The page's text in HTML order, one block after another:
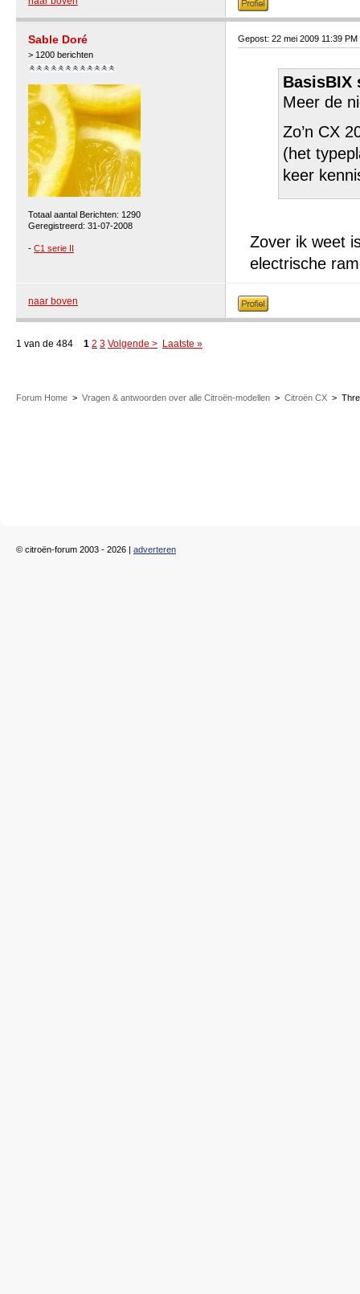
Sable Doré
> 1200 berichten
Totaal aantal Berichten: 1290
Geregistreerd: 31-07-2008
- C1 serie II
Gepost: 22 mei 2009 11:39 PM
BasisBIX
Meer de
Zo’n CX
(het
keer
Zover ik weet
electrische
naar boven
1 van de 484 1 2 3 Volgende > Laatste »
Forum Home > Vragen & antwoorden over alle Citroën-modellen > Citroën CX >
© citroën-forum 2003 - 2026 | adverteren